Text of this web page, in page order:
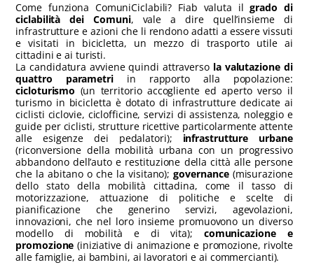
Come funziona ComuniCiclabili? Fiab valuta ilgrado di
ciclabilità deiComuni, vale a dire quell’insieme di
infrastrutture e azioni che li rendono adatti a essere vissuti
e visitati in bicicletta, un mezzo di trasporto utile ai
cittadini e ai turisti.
La candidatura avviene quindi attraverso la valutazione di
quattro parametriin rapporto alla popolazione:
cicloturismo (un territorio accogliente ed aperto verso il
turismo in bicicletta è dotato di infrastrutture dedicate ai
ciclisti ciclovie, ciclofficine, servizi di assistenza, noleggio e
guide per ciclisti, strutture ricettive particolarmente attente
alle esigenze dei pedalatori); infrastrutture urbane
(riconversione della mobilità urbana con un progressivo
abbandono dell’auto e restituzione della città alle persone
che la abitano o che la visitano);governance(misurazione
dello stato della mobilità cittadina, come il tasso di
motorizzazione, attuazione di politiche e scelte di
pianificazione che generino servizi, agevolazioni,
innovazioni, che nel loro insieme promuovono un diverso
modello di mobilità e di vita); comunicazione e
promozione (iniziative di animazione e promozione, rivolte
alle famiglie, ai bambini, ai lavoratori e ai commercianti).